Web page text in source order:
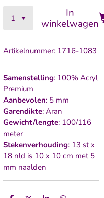
In
winkelwagen
Artikelnummer: 1716-1083
Samenstelling: 100% Acryl
Premium
Aanbevolen: 5 mm
Garendikte: Aran
Gewicht/lengte: 100/116
meter
Stekenverhouding: 13 st x
18 nld is 10 x 10 cm met 5
mm naalden